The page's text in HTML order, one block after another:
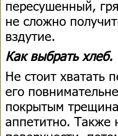
пересушенный,
не сложно
вздутие.
Как выбрать хлеб.
Не стоит хватать
его
покрытым
аппетитно. Также